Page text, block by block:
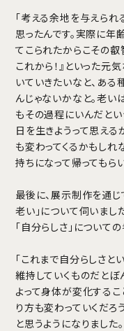
「考える余地を与えられ
思ったんです。実際に年
てこられたからこその叡
これから！』といった元
いていきたいなと、あ
んじゃないかなと。老い
もその過程にいんだとい
日を生きようって思え
も変わってくるかもしれ
持ちになって帰ってもら
最後に、展示制作を通じ
老い」について伺いまし
「自分らしさ」について
「これまで自分らしさと
維持していくものだとぼ
よって身体が変化する
り方も変わっていくだろ
と思うようになりまし